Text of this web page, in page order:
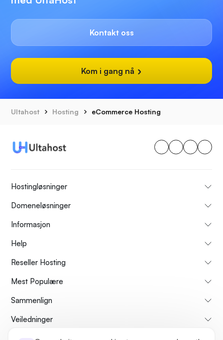
Kontakt oss
Kom i gang nå
Ultahost Hosting eCommerce Hosting
Hostingløsninger
Domeneløsninger
Informasjon
Help
Reseller Hosting
Mest Populære
Sammenlign
Veiledninger